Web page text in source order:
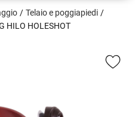
Telaio e poggiapiedi
HILO HOLESHOT